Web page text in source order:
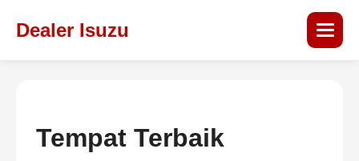
Dealer Isuzu
Tempat Terbaik